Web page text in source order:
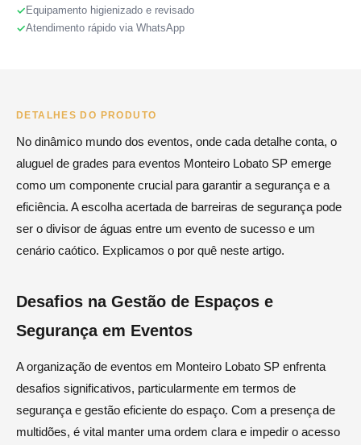
Equipamento higienizado e revisado
Atendimento rápido via WhatsApp
DETALHES DO PRODUTO
No dinâmico mundo dos eventos, onde cada detalhe conta, o
aluguel de grades para eventos Monteiro Lobato SP emerge
como um componente crucial para garantir a segurança e a
eficiência. A escolha acertada de barreiras de segurança pode
ser o divisor de águas entre um evento de sucesso e um
cenário caótico. Explicamos o por quê neste artigo.
Desafios na Gestão de Espaços e
Segurança em Eventos
A organização de eventos em Monteiro Lobato SP enfrenta
desafios significativos, particularmente em termos de
segurança e gestão eficiente do espaço. Com a presença de
multidões, é vital manter uma ordem clara e impedir o acesso